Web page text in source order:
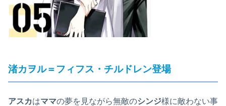
渚カヲル＝フィフス・チルドレン登場
アスカはママの夢を見ながら無敵のシンジ様に敵わない事